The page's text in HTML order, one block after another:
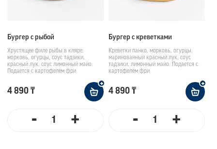
Бургер с рыбой
Хрустящее филе рыбы в кляре,
морковь, огурцы, соус тадзики,
красный лук, соус лимонный майо.
Подается с картофелем фри
4 890 ₸
- +
Бургер с креветками
Креветки панко, морковь, огурцы,
маринованный красный лук, соус
тадзики, лимонный майо. Подается с
картофелем фри
4 890 ₸
- +